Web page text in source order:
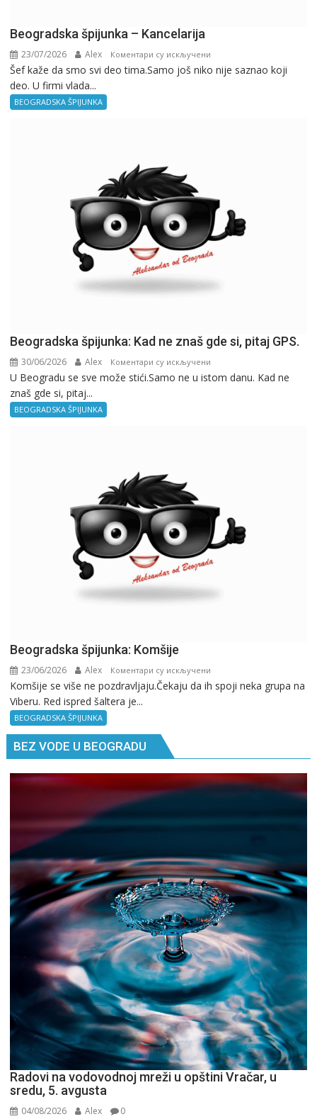
Beogradska špijunka – Kancelarija
23/07/2026 Alex Коментари су искључени
Beogradska
Šef kaže da smo svi deo tima.Samo još niko nije saznao koji
deo. U firmi vlada...
BEOGRADSKA ŠPIJUNKA
Beogradska špijunka: Kad ne znaš gde si, pitaj GPS.
30/06/2026 Alex Коментари су искључени
Beogradska
U Beogradu se sve može stići.Samo ne u istom danu. Kad ne
znaš gde si, pitaj...
BEOGRADSKA ŠPIJUNKA
Beogradska špijunka: Komšije
23/06/2026 Alex Коментари су искључени
Beogradska
Komšije se više ne pozdravljaju.Čekaju da ih spoji neka grupa na
Viberu. Red ispred šaltera je...
BEOGRADSKA ŠPIJUNKA
BEZ VODE U BEOGRADU
Radovi na vodovodnoj mreži u opštini Vračar, u
sredu, 5. avgusta
04/08/2026 Alex 0